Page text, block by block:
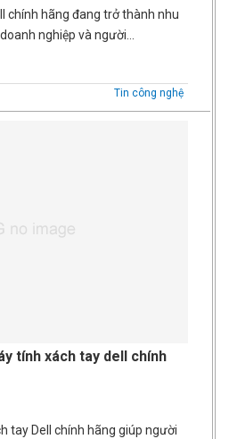
chính hãng đang trở thành nhu
nghiệp và người…
Tin công nghệ
tính xách tay dell chính
tay Dell chính hãng giúp người